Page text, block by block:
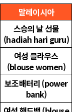
말레이시아
스승의 날 선물
(hadiah hari guru)
여성 블라우스
(blouse women)
보조배터리 (power
bank)